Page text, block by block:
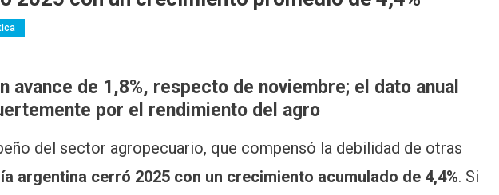
avance de 1,8%, respecto de noviembre; el dato anual
por el rendimiento del agro
del sector agropecuario, que compensó la debilidad de otras
argentina cerró 2025 con un crecimiento acumulado de 4,4%. Si